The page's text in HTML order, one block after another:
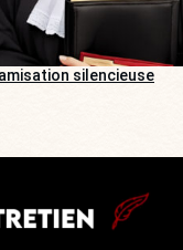
silencieuse